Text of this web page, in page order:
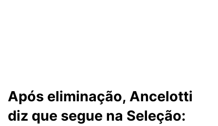
Após eliminação, Ancelotti
diz que segue na Seleção: